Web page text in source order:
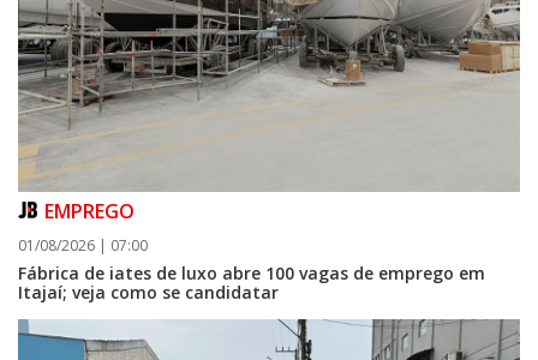
EMPREGO
01/08/2026 | 07:00
Fábrica de iates de luxo abre 100 vagas de emprego em
Itajaí; veja como se candidatar